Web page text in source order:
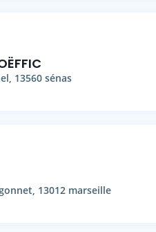
, 13560 sénas
, 13012 marseille